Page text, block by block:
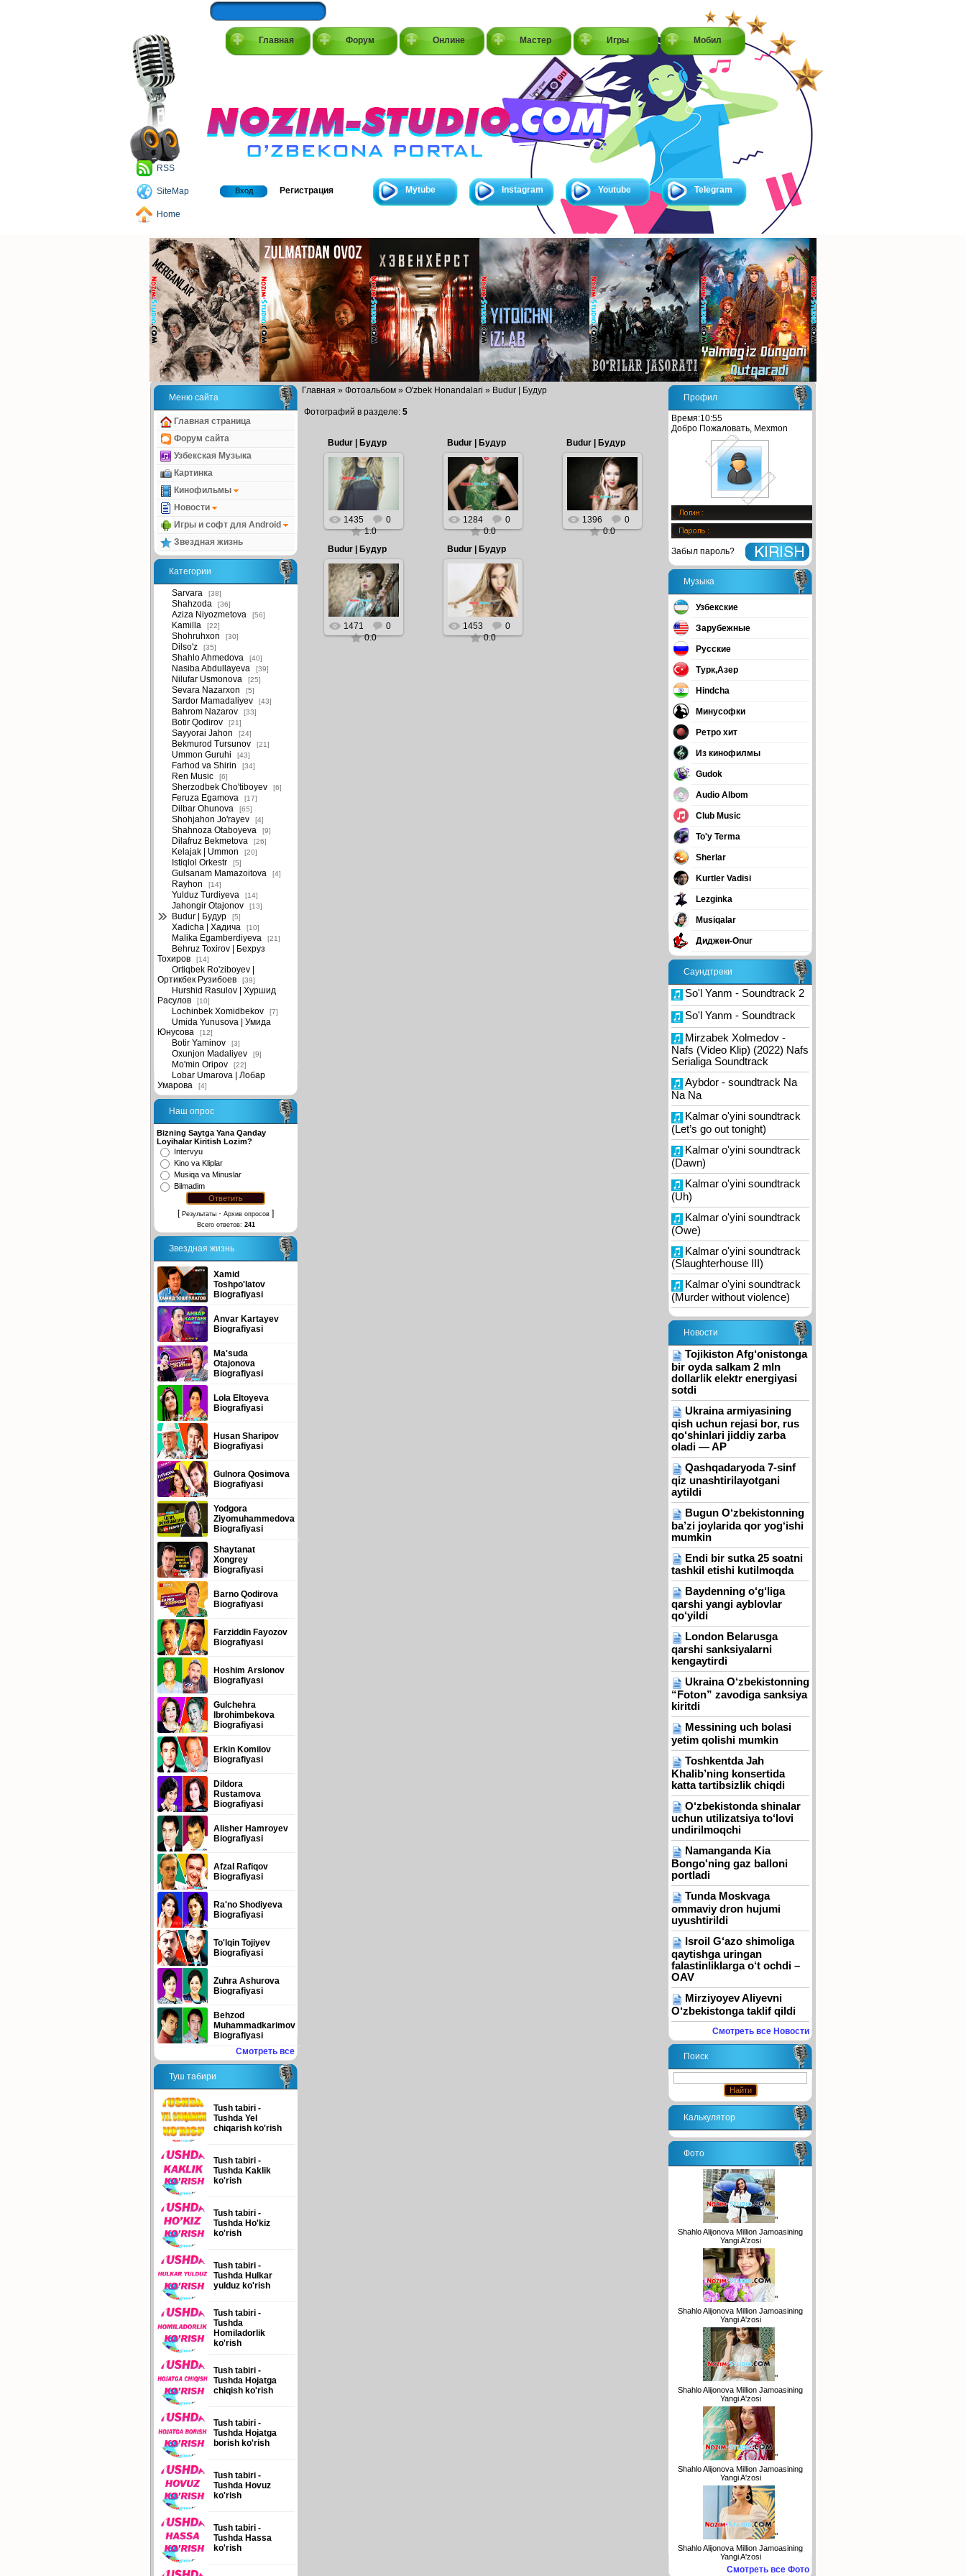
Главная Форум Онлине Мастер Игры Мобил
RSS
SiteMap
Home
Вход Регистрация Mytube Instagram Youtube Telegram
Меню сайта
Главная страница
Форум сайта
Узбекская Музыка
Картинка
Кинофильмы
Новости
Игры и софт для Android
Звездная жизнь
Категории
Sarvara [38]
Shahzoda [36]
Aziza Niyozmetova [56]
Kamilla [22]
Shohruhxon [30]
Dilso'z [35]
Shahlo Ahmedova [40]
Nasiba Abdullayeva [39]
Nilufar Usmonova [25]
Sevara Nazarxon [5]
Sardor Mamadaliyev [43]
Bahrom Nazarov [33]
Botir Qodirov [21]
Sayyorai Jahon [24]
Bekmurod Tursunov [21]
Ummon Guruhi [43]
Farhod va Shirin [34]
Ren Music [6]
Sherzodbek Cho'tiboyev [6]
Feruza Egamova [17]
Dilbar Ohunova [65]
Shohjahon Jo'rayev [4]
Shahnoza Otaboyeva [9]
Dilafruz Bekmetova [26]
Kelajak | Ummon [20]
Istiqlol Orkestr [5]
Gulsanam Mamazoitova [4]
Rayhon [14]
Yulduz Turdiyeva [14]
Jahongir Otajonov [13]
Budur | Будур [5]
Xadicha | Хадича [10]
Malika Egamberdiyeva [21]
Behruz Toxirov | Бехруз
Тохиров
[14]
Ortiqbek Ro'ziboyev |
Ортикбек Рузибоев
[39]
Hurshid Rasulov | Хуршид
Расулов
[10]
Lochinbek Xomidbekov [7]
Umida Yunusova | Умида
Юнусова
[12]
Botir Yaminov [3]
Oxunjon Madaliyev [9]
Mo'min Oripov [22]
Lobar Umarova | Лобар
Умарова
[4]
Наш опрос
Bizning Saytga Yana Qanday
Loyihalar Kiritish Lozim?
Intervyu
Kino va Kliplar
Musiqa va Minuslar
Bilmadim
[ Результаты · Архив опросов ]
Всего ответов: 241
Звездная жизнь
Xamid
Toshpo'latov
Biografiyasi
Anvar Kartayev
Biografiyasi
Ma'suda
Otajonova
Biografiyasi
Lola Eltoyeva
Biografiyasi
Husan Sharipov
Biografiyasi
Gulnora Qosimova
Biografiyasi
Yodgora
Ziyomuhammedova
Biografiyasi
Shaytanat
Xongrey
Biografiyasi
Barno Qodirova
Biografiyasi
Farziddin Fayozov
Biografiyasi
Hoshim Arslonov
Biografiyasi
Gulchehra
Ibrohimbekova
Biografiyasi
Erkin Komilov
Biografiyasi
Dildora
Rustamova
Biografiyasi
Alisher Hamroyev
Biografiyasi
Afzal Rafiqov
Biografiyasi
Ra'no Shodiyeva
Biografiyasi
To'lqin Tojiyev
Biografiyasi
Zuhra Ashurova
Biografiyasi
Behzod
Muhammadkarimov
Biografiyasi
Смотреть все
Туш табири
Tush tabiri -
Tushda Yel
chiqarish ko'rish
Tush tabiri -
Tushda Kaklik
ko'rish
Tush tabiri -
Tushda Ho'kiz
ko'rish
Tush tabiri -
Tushda Hulkar
yulduz ko'rish
Tush tabiri -
Tushda
Homiladorlik
ko'rish
Tush tabiri -
Tushda Hojatga
chiqish ko'rish
Tush tabiri -
Tushda Hojatga
borish ko'rish
Tush tabiri -
Tushda Hovuz
ko'rish
Tush tabiri -
Tushda Hassa
ko'rish
Главная » Фотоальбом » O'zbek Honandalari » Budur | Будур
Фотографий в разделе: 5
Budur | Будур
2016.11.14
Budur | Будур
Admin
1435
0
1.0
Budur | Будур
2016.11.14
Budur | Будур
Admin
1284
0
0.0
Budur | Будур
2016.11.14
Budur | Будур
Admin
1396
0
0.0
Budur | Будур
2016.11.14
Budur | Будур
Admin
1471
0
0.0
Budur | Будур
2016.11.14
Budur | Будур
Admin
1453
0
0.0
Профил
Время:10:55
Добро Пожаловать, Mexmon
Забыл пароль?
Музыка
Узбекские
Зарубежные
Русские
Турк,Азер
Hindcha
Минусофки
Ретро хит
Из кинофилмы
Gudok
Audio Albom
Club Music
To'y Terma
Sherlar
Kurtler Vadisi
Lezginka
Musiqalar
Диджеи-Onur
Саундтреки
So'l Yanm - Soundtrack 2
So'l Yanm - Soundtrack
Mirzabek Xolmedov -
Nafs (Video Klip) (2022) Nafs
Serialiga Soundtrack
Aybdor - soundtrack Na
Na Na
Kalmar o'yini soundtrack
(Let’s go out tonight)
Kalmar o'yini soundtrack
(Dawn)
Kalmar o'yini soundtrack
(Uh)
Kalmar o'yini soundtrack
(Owe)
Kalmar o'yini soundtrack
(Slaughterhouse III)
Kalmar o'yini soundtrack
(Murder without violence)
Новости
Tojikiston Afg‘onistonga
bir oyda salkam 2 mln
dollarlik elektr energiyasi
sotdi
Ukraina armiyasining
qish uchun rejasi bor, rus
qo‘shinlari jiddiy zarba
oladi — AP
Qashqadaryoda 7-sinf
qiz unashtirilayotgani
aytildi
Bugun O‘zbekistonning
ba’zi joylarida qor yog‘ishi
mumkin
Endi bir sutka 25 soatni
tashkil etishi kutilmoqda
Baydenning o‘g‘liga
qarshi yangi ayblovlar
qo‘yildi
London Belarusga
qarshi sanksiyalarni
kengaytirdi
Ukraina O‘zbekistonning
“Foton” zavodiga sanksiya
kiritdi
Messining uch bolasi
yetim qolishi mumkin
Toshkentda Jah
Khalib’ning konsertida
katta tartibsizlik chiqdi
O‘zbekistonda shinalar
uchun utilizatsiya to‘lovi
undirilmoqchi
Namanganda Kia
Bongo'ning gaz balloni
portladi
Tunda Moskvaga
ommaviy dron hujumi
uyushtirildi
Isroil G‘azo shimoliga
qaytishga uringan
falastinliklarga o‘t ochdi –
OAV
Mirziyoyev Aliyevni
O‘zbekistonga taklif qildi
Смотреть все Новости
Поиск
Калькулятор
Фото
"
Shahlo Alijonova Million Jamoasining
Yangi A'zosi
"
Shahlo Alijonova Million Jamoasining
Yangi A'zosi
"
Shahlo Alijonova Million Jamoasining
Yangi A'zosi
"
Shahlo Alijonova Million Jamoasining
Yangi A'zosi
"
Shahlo Alijonova Million Jamoasining
Yangi A'zosi
Смотреть все Фото